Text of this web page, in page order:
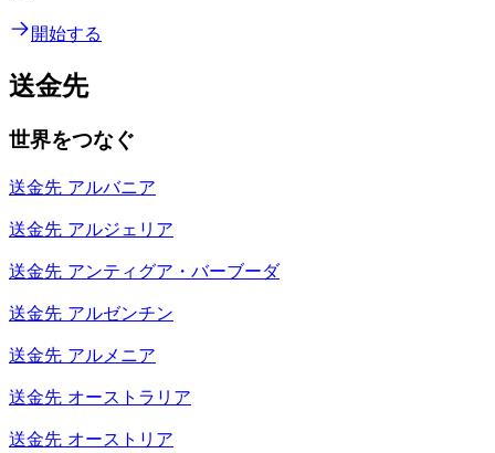
開始する
送金先
世界をつなぐ
送金先 アルバニア
送金先 アルジェリア
送金先 アンティグア・バーブーダ
送金先 アルゼンチン
送金先 アルメニア
送金先 オーストラリア
送金先 オーストリア